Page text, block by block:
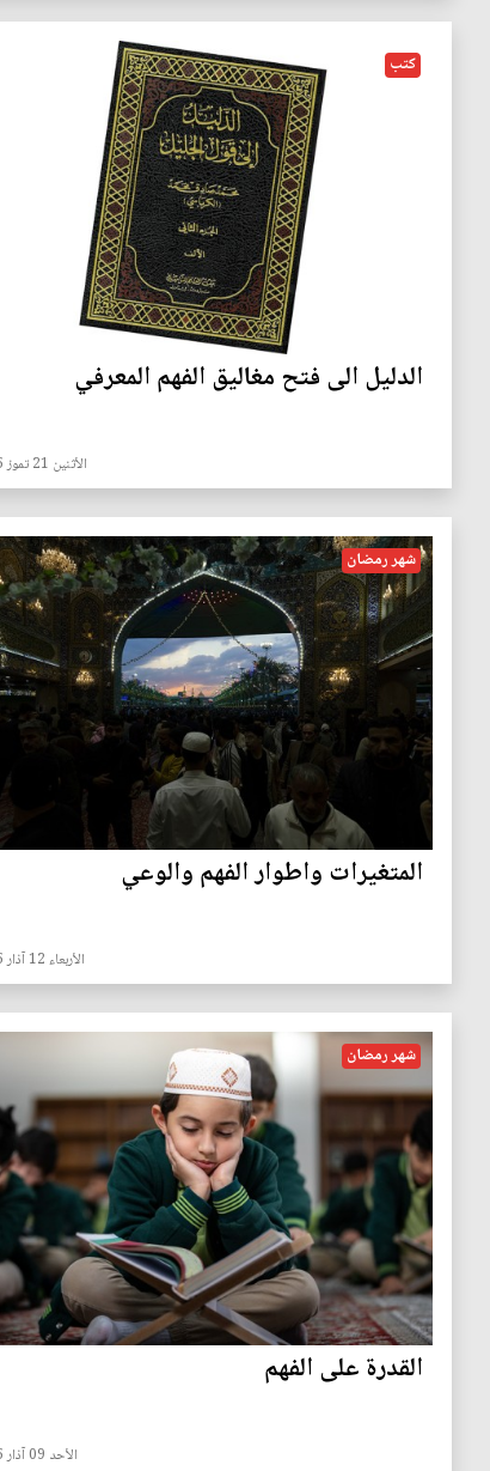
كتب
الدليل الى فتح مغاليق الفهم المعرفي
الأثنين 21 تموز 2025
شهر رمضان
المتغيرات واطوار الفهم والوعي
الأربعاء 12 آذار 2025
شهر رمضان
القدرة على الفهم
الأحد 09 آذار 2025